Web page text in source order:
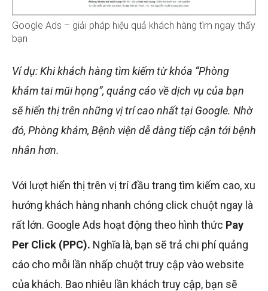
Google Ads – giải pháp hiệu quả khách hàng tìm ngay thấy
bạn
Ví dụ: Khi khách hàng tìm kiếm từ khóa “Phòng
khám tai mũi họng”, quảng cáo về dịch vụ của bạn
sẽ hiển thị trên những vị trí cao nhất tại Google. Nhờ
đó, Phòng khám, Bệnh viện dễ dàng tiếp cận tới bệnh
nhân hơn.
Với lượt hiển thị trên vị trí đầu trang tìm kiếm cao, xu
hướng khách hàng nhanh chóng click chuột ngay là
rất lớn. Google Ads hoạt động theo hình thức Pay
Per Click (PPC). Nghĩa là, bạn sẽ trả chi phí quảng
cáo cho mỗi lần nhấp chuột truy cập vào website
của khách. Bao nhiêu lần khách truy cập, bạn sẽ